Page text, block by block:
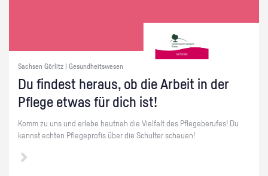
Sachsen Görlitz | Gesundheitswesen
Du fin­dest her­aus, ob die Ar­beit in der
Pfle­ge etwas für dich ist!
Komm zu uns und er­le­be haut­nah die Viel­falt des Pfle­ge­be­ru­fes! Du
kannst ech­ten Pfle­ge­pro­fis über die Schul­ter schau­en!